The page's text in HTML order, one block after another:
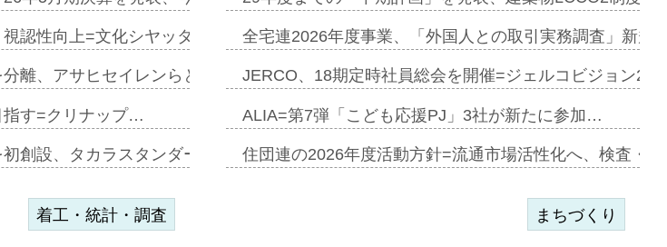
認性向上=文化シヤッター…
離、アサヒセイレンらと協働開発開始=三協…
指す=クリナップ…
創設、タカラスタンダードが新築分譲M専用…
全宅連2026年度事業、「外国人との取引実務調査」新規
JERCO、18期定時社員総会を開催=ジェルコビジョン
ALIA=第7弾「こども応援PJ」3社が新たに参加…
住団連の2026年度活動方針=流通市場活性化へ、検査・
着工・統計・調査 まちづくり